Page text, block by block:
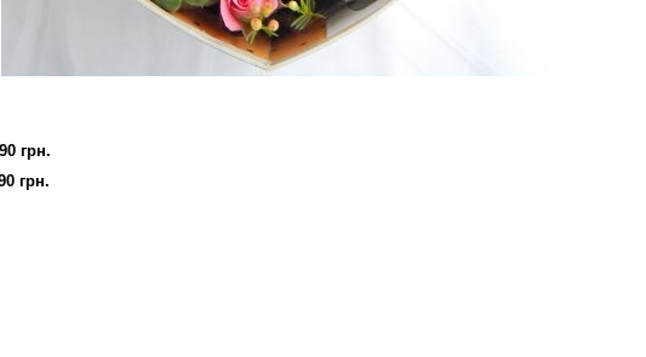
грн.
грн.